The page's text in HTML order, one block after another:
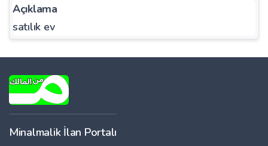
Açıklama
satılık ev
Minalmalik İlan Portalı